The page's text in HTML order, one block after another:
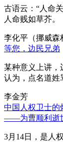
古语云：“人命
人命贱如草芥。
李化平（挪威森
等您，边民兄弟
某种意义上讲，
认为，点名道姓
李金芳
中国人权卫士的
——为曹顺利逝
3月14日，是人